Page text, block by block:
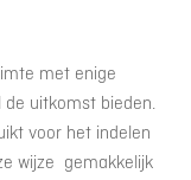
met enige
de uitkomst bieden.
voor het indelen
wijze gemakkelijk